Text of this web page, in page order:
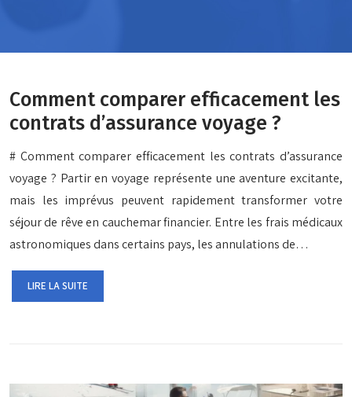
Comment comparer efficacement les
contrats d’assurance voyage ?
# Comment comparer efficacement les contrats d’assurance
voyage ? Partir en voyage représente une aventure excitante,
mais les imprévus peuvent rapidement transformer votre
séjour de rêve en cauchemar financier. Entre les frais médicaux
astronomiques dans certains pays, les annulations de…
LIRE LA SUITE